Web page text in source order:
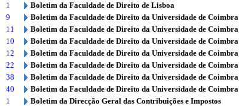
1
Boletim da Faculdade de Direito de Lisboa
9
Boletim da Faculdade de Direito da Universidade de Coimbra
11
Boletim da Faculdade de Direito da Universidade de Coimbra
10
Boletim da Faculdade de Direito da Universidade de Coimbra
12
Boletim da Faculdade de Direito da Universidade de Coimbra
22
Boletim da Faculdade de Direito da Universidade de Coimbra
38
Boletim da Faculdade de Direito da Universidade de Coimbra
40
Boletim da Faculdade de Direito da Universidade de Coimbra
1
Boletim da Direcção Geral das Contribuições e Impostos